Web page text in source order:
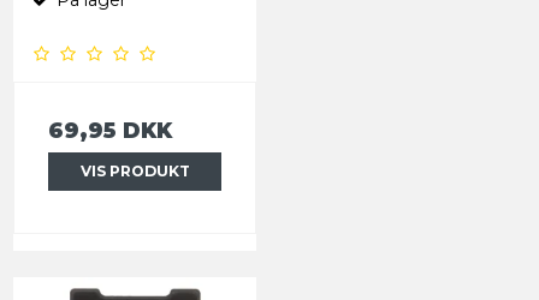
69,95 DKK
VIS PRODUKT